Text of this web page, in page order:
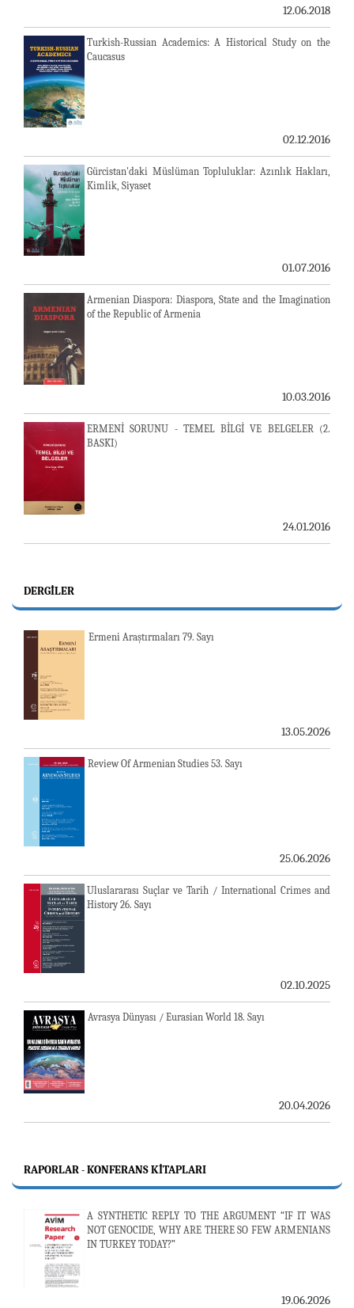
12.06.2018
Turkish-Russian Academics: A Historical Study on the
Caucasus
02.12.2016
Gürcistan'daki Müslüman Topluluklar: Azınlık Hakları,
Kimlik, Siyaset
01.07.2016
Armenian Diaspora: Diaspora, State and the Imagination
of the Republic of Armenia
10.03.2016
ERMENİ SORUNU - TEMEL BİLGİ VE BELGELER (2.
BASKI)
24.01.2016
DERGILER
Ermeni Araştırmaları 79. Sayı
13.05.2026
Review Of Armenian Studies 53. Sayı
25.06.2026
Uluslararası Suçlar ve Tarih / International Crimes and
History 26. Sayı
02.10.2025
Avrasya Dünyası / Eurasian World 18. Sayı
20.04.2026
RAPORLAR - KONFERANS KITAPLARI
A SYNTHETIC REPLY TO THE ARGUMENT “IF IT WAS
NOT GENOCIDE, WHY ARE THERE SO FEW ARMENIANS
IN TURKEY TODAY?”
19.06.2026